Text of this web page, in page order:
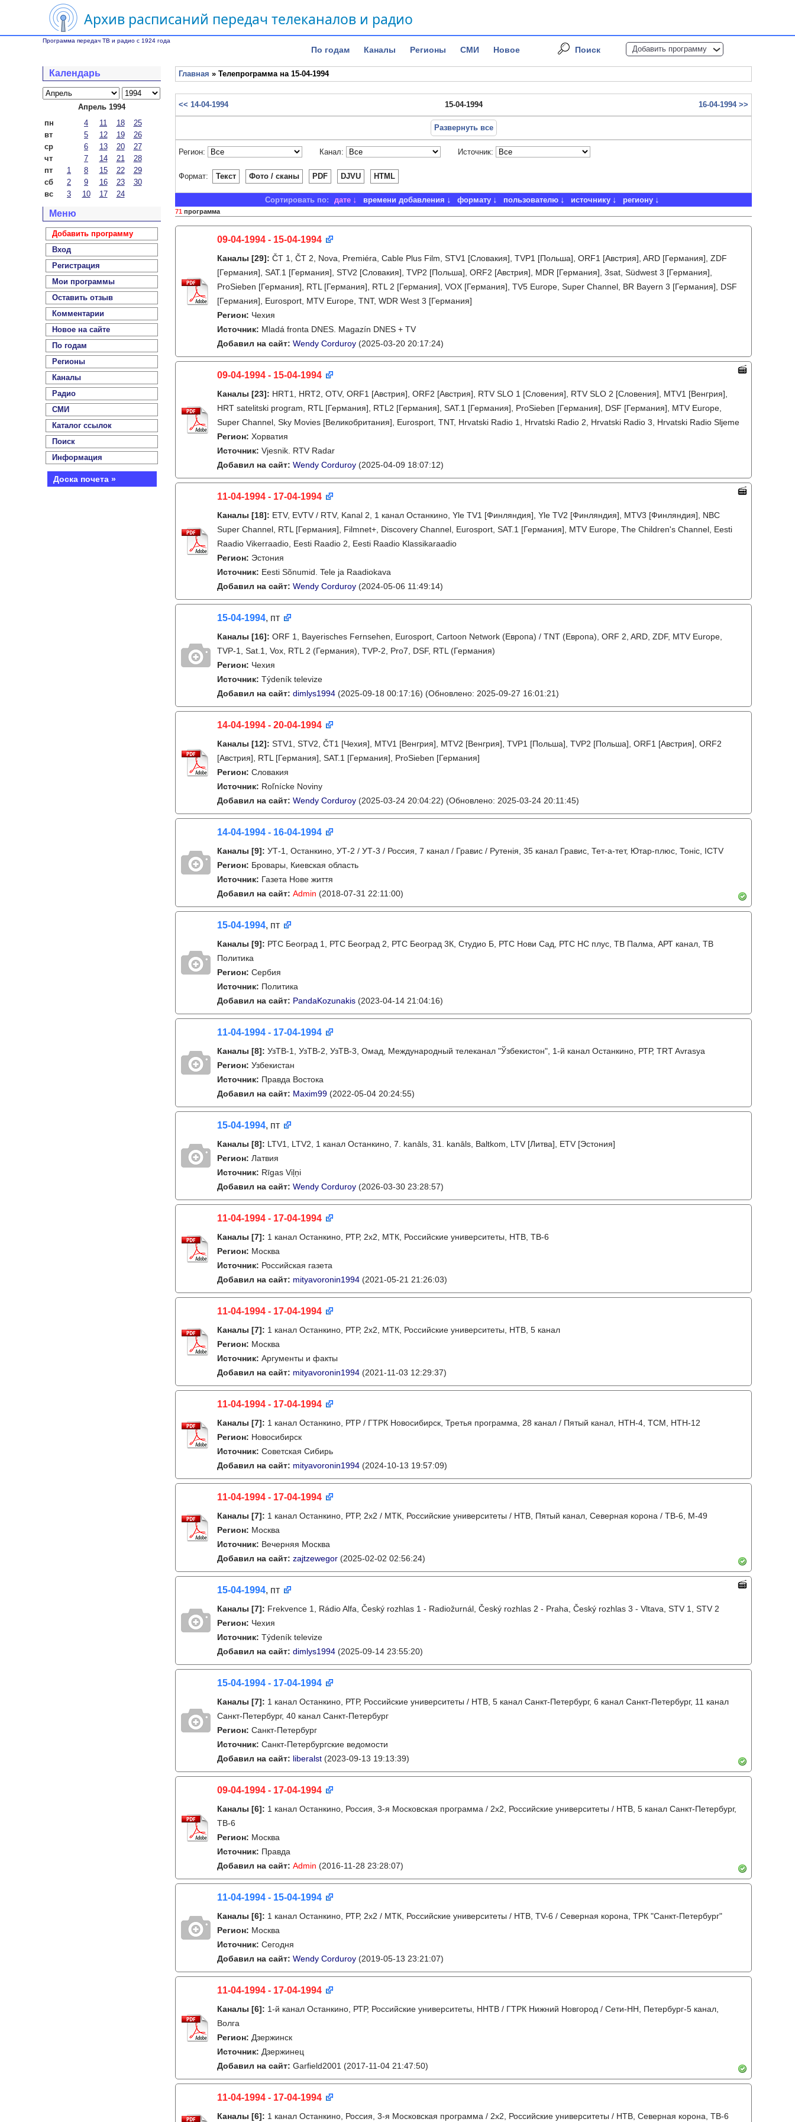
Архив расписаний передач телеканалов и радио
Программа передач ТВ и радио с 1924 года
По годам Каналы Регионы СМИ Новое Поиск Добавить программу
Календарь
Апрель 1994
пн
4 11 18
25
вт
5 12 19
26
ср
6 13 20
27
чт
7 14 21
28
пт
1 8 15 22
29
сб
2 9 16 23
30
вс
3 10 17 24
Меню
Добавить программу
Вход
Регистрация
Мои программы
Оставить отзыв
Комментарии
Новое на сайте
По годам
Регионы
Каналы
Радио
СМИ
Каталог ссылок
Поиск
Информация
Доска почета »
Главная » Телепрограмма на 15-04-1994
<< 14-04-1994 15-04-1994 16-04-1994 >>
Развернуть все
Регион: Канал: Источник:
Формат: Текст Фото / сканы PDF DJVU HTML
Сортировать по: дате времени добавления формату пользователю источнику региону
71 программа
09-04-1994 - 15-04-1994
Каналы [29]: ČT 1, ČT 2, Nova, Premiéra, Cable Plus Film, STV1 [Словакия], TVP1 [Польша], ORF1 [Австрия], ARD [Германия], ZDF
[Германия], SAT.1 [Германия], STV2 [Словакия], TVP2 [Польша], ORF2 [Австрия], MDR [Германия], 3sat, Südwest 3 [Германия],
ProSieben [Германия], RTL [Германия], RTL 2 [Германия], VOX [Германия], TV5 Europe, Super Channel, BR Bayern 3 [Германия], DSF
[Германия], Eurosport, MTV Europe, TNT, WDR West 3 [Германия]
Регион: Чехия
Источник: Mladá fronta DNES. Magazín DNES + TV
Добавил на сайт: Wendy Corduroy (2025-03-20 20:17:24)
09-04-1994 - 15-04-1994
Каналы [23]: HRT1, HRT2, OTV, ORF1 [Австрия], ORF2 [Австрия], RTV SLO 1 [Словения], RTV SLO 2 [Словения], MTV1 [Венгрия],
HRT satelitski program, RTL [Германия], RTL2 [Германия], SAT.1 [Германия], ProSieben [Германия], DSF [Германия], MTV Europe,
Super Channel, Sky Movies [Великобритания], Eurosport, TNT, Hrvatski Radio 1, Hrvatski Radio 2, Hrvatski Radio 3, Hrvatski Radio Sljeme
Регион: Хорватия
Источник: Vjesnik. RTV Radar
Добавил на сайт: Wendy Corduroy (2025-04-09 18:07:12)
11-04-1994 - 17-04-1994
Каналы [18]: ETV, EVTV / RTV, Kanal 2, 1 канал Останкино, Yle TV1 [Финляндия], Yle TV2 [Финляндия], MTV3 [Финляндия], NBC
Super Channel, RTL [Германия], Filmnet+, Discovery Channel, Eurosport, SAT.1 [Германия], MTV Europe, The Children's Channel, Eesti
Raadio Vikerraadio, Eesti Raadio 2, Eesti Raadio Klassikaraadio
Регион: Эстония
Источник: Eesti Sõnumid. Tele ja Raadiokava
Добавил на сайт: Wendy Corduroy (2024-05-06 11:49:14)
15-04-1994, пт
Каналы [16]: ORF 1, Bayerisches Fernsehen, Eurosport, Cartoon Network (Европа) / TNT (Европа), ORF 2, ARD, ZDF, MTV Europe,
TVP-1, Sat.1, Vox, RTL 2 (Германия), TVP-2, Pro7, DSF, RTL (Германия)
Регион: Чехия
Источник: Týdeník televize
Добавил на сайт: dimlys1994 (2025-09-18 00:17:16) (Обновлено: 2025-09-27 16:01:21)
14-04-1994 - 20-04-1994
Каналы [12]: STV1, STV2, ČT1 [Чехия], MTV1 [Венгрия], MTV2 [Венгрия], TVP1 [Польша], TVP2 [Польша], ORF1 [Австрия], ORF2
[Австрия], RTL [Германия], SAT.1 [Германия], ProSieben [Германия]
Регион: Словакия
Источник: Roľnícke Noviny
Добавил на сайт: Wendy Corduroy (2025-03-24 20:04:22) (Обновлено: 2025-03-24 20:11:45)
14-04-1994 - 16-04-1994
Каналы [9]: УТ-1, Останкино, УТ-2 / УТ-3 / Россия, 7 канал / Гравис / Рутенія, 35 канал Гравис, Тет-а-тет, Ютар-плюс, Тонiс, ICTV
Регион: Бровары, Киевская область
Источник: Газета Нове життя
Добавил на сайт: Admin (2018-07-31 22:11:00)
15-04-1994, пт
Каналы [9]: РТС Београд 1, РТС Београд 2, РТС Београд 3К, Студио Б, РТС Нови Сад, РТС НС плус, ТВ Палма, АРТ канал, ТВ
Политика
Регион: Сербия
Источник: Политика
Добавил на сайт: PandaKozunakis (2023-04-14 21:04:16)
11-04-1994 - 17-04-1994
Каналы [8]: УзТВ-1, УзТВ-2, УзТВ-3, Омад, Международный телеканал "Ўзбекистон", 1-й канал Останкино, РТР, TRT Avrasya
Регион: Узбекистан
Источник: Правда Востока
Добавил на сайт: Maxim99 (2022-05-04 20:24:55)
15-04-1994, пт
Каналы [8]: LTV1, LTV2, 1 канал Останкино, 7. kanāls, 31. kanāls, Baltkom, LTV [Литва], ETV [Эстония]
Регион: Латвия
Источник: Rīgas Viļņi
Добавил на сайт: Wendy Corduroy (2026-03-30 23:28:57)
11-04-1994 - 17-04-1994
Каналы [7]: 1 канал Останкино, РТР, 2х2, МТК, Российские университеты, НТВ, ТВ-6
Регион: Москва
Источник: Российская газета
Добавил на сайт: mityavoronin1994 (2021-05-21 21:26:03)
11-04-1994 - 17-04-1994
Каналы [7]: 1 канал Останкино, РТР, 2х2, МТК, Российские университеты, НТВ, 5 канал
Регион: Москва
Источник: Аргументы и факты
Добавил на сайт: mityavoronin1994 (2021-11-03 12:29:37)
11-04-1994 - 17-04-1994
Каналы [7]: 1 канал Останкино, РТР / ГТРК Новосибирск, Третья программа, 28 канал / Пятый канал, НТН-4, ТСМ, НТН-12
Регион: Новосибирск
Источник: Советская Сибирь
Добавил на сайт: mityavoronin1994 (2024-10-13 19:57:09)
11-04-1994 - 17-04-1994
Каналы [7]: 1 канал Останкино, РТР, 2х2 / МТК, Российские университеты / НТВ, Пятый канал, Северная корона / ТВ-6, М-49
Регион: Москва
Источник: Вечерняя Москва
Добавил на сайт: zajtzewegor (2025-02-02 02:56:24)
15-04-1994, пт
Каналы [7]: Frekvence 1, Rádio Alfa, Český rozhlas 1 - Radiožurnál, Český rozhlas 2 - Praha, Český rozhlas 3 - Vltava, STV 1, STV 2
Регион: Чехия
Источник: Týdeník televize
Добавил на сайт: dimlys1994 (2025-09-14 23:55:20)
15-04-1994 - 17-04-1994
Каналы [7]: 1 канал Останкино, РТР, Российские университеты / НТВ, 5 канал Санкт-Петербург, 6 канал Санкт-Петербург, 11 канал
Санкт-Петербург, 40 канал Санкт-Петербург
Регион: Санкт-Петербург
Источник: Санкт-Петербургские ведомости
Добавил на сайт: liberalst (2023-09-13 19:13:39)
09-04-1994 - 17-04-1994
Каналы [6]: 1 канал Останкино, Россия, 3-я Московская программа / 2x2, Российские университеты / НТВ, 5 канал Санкт-Петербург,
ТВ-6
Регион: Москва
Источник: Правда
Добавил на сайт: Admin (2016-11-28 23:28:07)
11-04-1994 - 15-04-1994
Каналы [6]: 1 канал Останкино, РТР, 2х2 / МТК, Российские университеты / НТВ, TV-6 / Северная корона, ТРК "Санкт-Петербург"
Регион: Москва
Источник: Сегодня
Добавил на сайт: Wendy Corduroy (2019-05-13 23:21:07)
11-04-1994 - 17-04-1994
Каналы [6]: 1-й канал Останкино, РТР, Российские университеты, ННТВ / ГТРК Нижний Новгород / Сети-НН, Петербург-5 канал,
Волга
Регион: Дзержинск
Источник: Дзержинец
Добавил на сайт: Garfield2001 (2017-11-04 21:47:50)
11-04-1994 - 17-04-1994
Каналы [6]: 1 канал Останкино, Россия, 3-я Московская программа / 2x2, Российские университеты / НТВ, Северная корона, ТВ-6